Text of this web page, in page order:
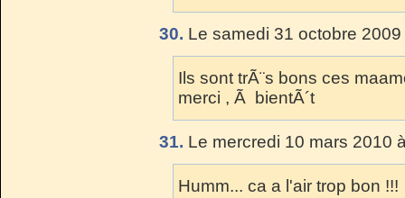
30. Le samedi 31 octobre
Ils sont trÃ¨s bons ces
merci , Ã bientÃ´t
31. Le mercredi 10 mars 2010
Humm... ca a l'air trop bon !!!